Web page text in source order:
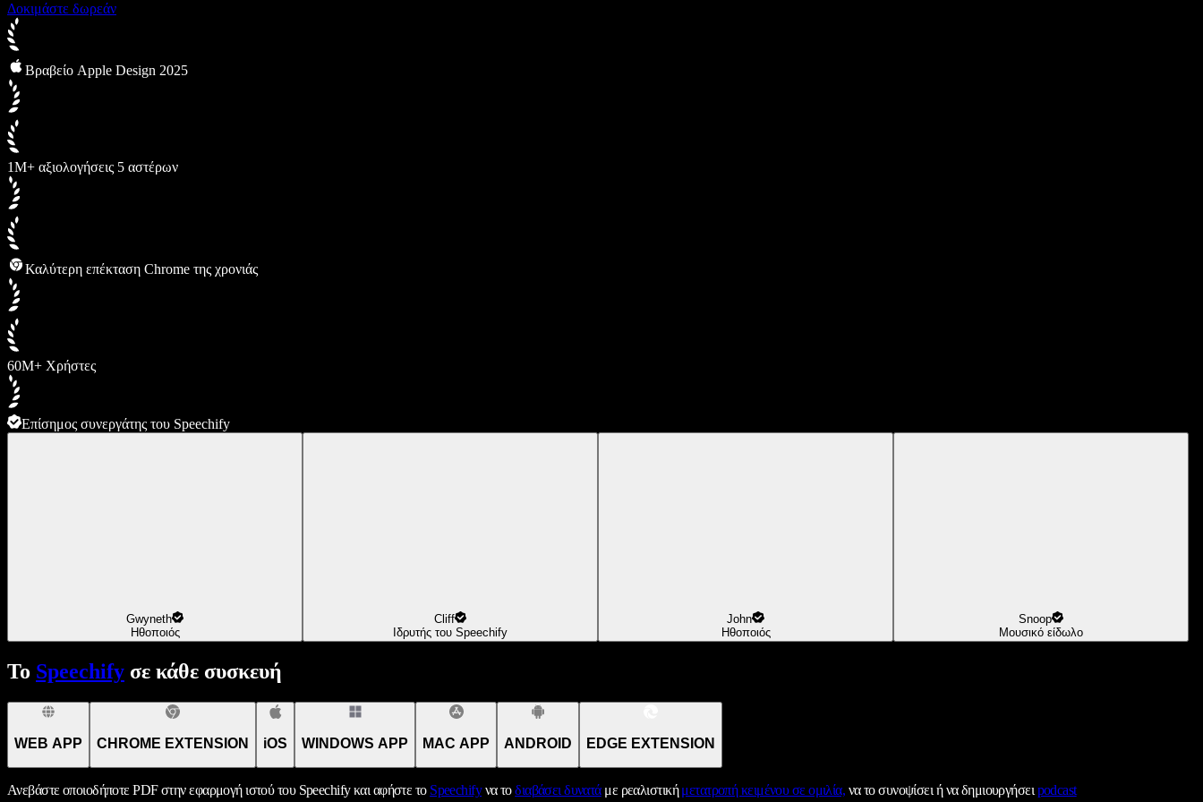
Δοκιμάστε δωρεάν
Βραβείο Apple Design 2025
1M+ αξιολογήσεις 5 αστέρων
Καλύτερη επέκταση Chrome της χρονιάς
60M+ Χρήστες
Επίσημος συνεργάτης του Speechify
Gwyneth
Ηθοποιός
Cliff
Ιδρυτής του Speechify
John
Ηθοποιός
Snoop
Μουσικό είδωλο
Το Speechify σε κάθε συσκευή
WEB APP CHROME EXTENSION iOS WINDOWS APP MAC APP ANDROID EDGE EXTENSION
Ανεβάστε οποιοδήποτε PDF στην εφαρμογή ιστού του Speechify και αφήστε το Speechifyνα τοδιαβάσει δυνατάμε ρεαλιστικήμετατροπή κειμένου σε ομιλία, να το συνοψίσει ή να δημιουργήσειpodcast